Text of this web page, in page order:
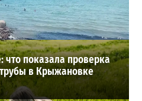
что показала проверка
в Крыжановке